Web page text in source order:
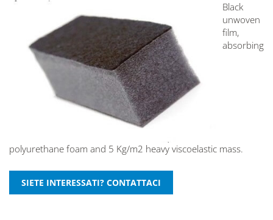
Black
unwoven
film,
absorbing
polyurethane foam and 5 Kg/m2 heavy viscoelastic mass.